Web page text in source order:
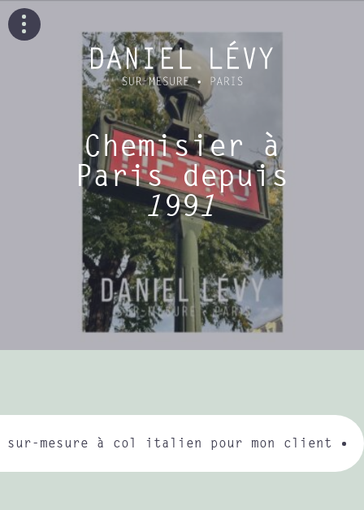
Chemisier à
Paris depuis
1991
sur-mesure à col italien pour mon client